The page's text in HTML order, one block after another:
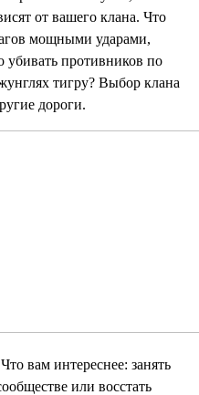
от вашего клана. Что
мощными ударами,
убивать противников по
тигру? Выбор клана
дороги.
вам интереснее: занять
или восстать